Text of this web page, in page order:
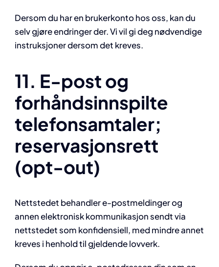
Dersom du har en brukerkonto hos oss, kan du
selv gjøre endringer der. Vi vil gi deg nødvendige
instruksjoner dersom det kreves.
11. E-post og
forhåndsinnspilte
telefonsamtaler;
reservasjonsrett
(opt-out)
Nettstedet behandler e-postmeldinger og
annen elektronisk kommunikasjon sendt via
nettstedet som konfidensiell, med mindre annet
kreves i henhold til gjeldende lovverk.